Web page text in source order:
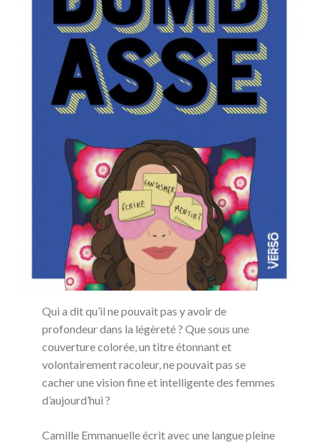
Qui a dit qu’il ne pouvait pas y avoir de
profondeur dans la légèreté ? Que sous une
couverture colorée, un titre étonnant et
volontairement racoleur, ne pouvait pas se
cacher une vision fine et intelligente des femmes
d’aujourd’hui ?
Camille Emmanuelle écrit avec une langue pleine